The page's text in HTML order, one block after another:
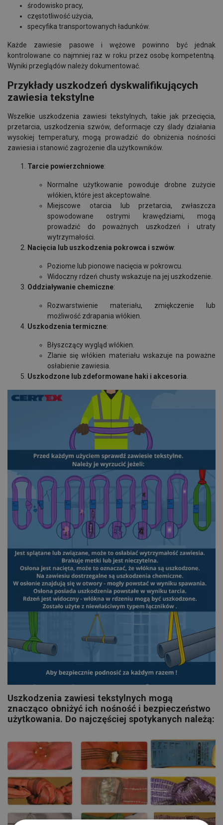
środowisko pracy,
częstotliwość użycia,
specyfika transportowanych ładunków.
Każde zawiesie pasowe i wężowe powinno być jednak
kontrolowane co najmniej raz w roku przez osobę kompetentną.
Wyniki przeglądów należy dokumentować.
Przykłady uszkodzeń dyskwalifikujących
zawiesia tekstylne
Wszelkie uszkodzenia zawiesi tekstylnych, takie jak przecięcia,
przetarcia, uszkodzenia szwów, deformacje czy ślady działania
wysokiej temperatury, mogą prowadzić do obniżenia nośności
zawiesia i stanowić zagrożenie dla użytkowników.
Tarcie powierzchniowe:
Normalne użytkowanie powoduje drobne zużycie
włókien, które jest akceptowalne.
Miejscowe otarcia lub przetarcia, zwłaszcza
spowodowane ostrymi krawędziami, mogą
prowadzić do poważnych uszkodzeń i utraty
wytrzymałości.
Nacięcia lub uszkodzenia pokrowca i szwów:
Poziome lub pionowe nacięcia w pokrowcu.
Widoczny rdzeń chusty wskazuje na jej uszkodzenie.
Oddziaływanie chemiczne:
Rozwarstwienie materiału, zmiękczenie lub
możliwość zdrapania włókien.
Uszkodzenia termiczne:
Błyszczący wygląd włókien.
Zlanie się włókien materiału wskazuje na poważne
osłabienie zawiesia.
Uszkodzone lub zdeformowane haki i akcesoria
Uszkodzenia zawiesi tekstylnych mogą
znacząco obniżyć ich nośność i bezpieczeństwo
użytkowania. Do najczęściej spotykanych należą: